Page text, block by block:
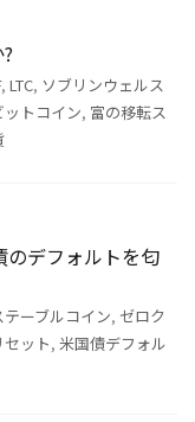
, LTC, ソブリンウェルス
ットコイン, 富の移転ス
のデフォルトを匂
テーブルコイン, ゼロク
セット, 米国債デフォル